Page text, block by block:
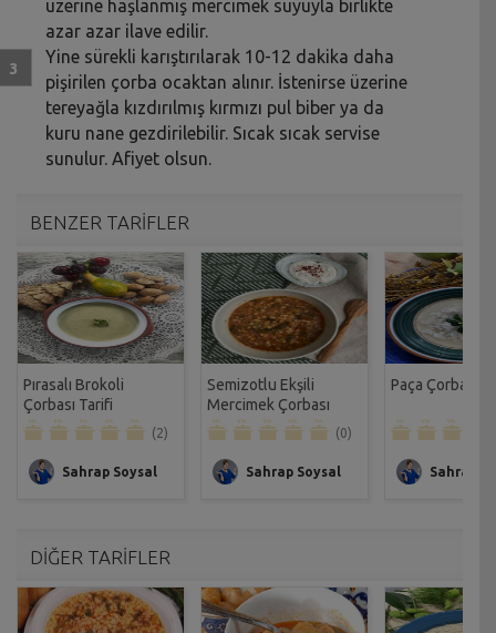
üzerine haşlanmış mercimek suyuyla birlikte
azar azar ilave edilir.
Yine sürekli karıştırılarak 10-12 dakika daha
pişirilen çorba ocaktan alınır. İstenirse üzerine
tereyağla kızdırılmış kırmızı pul biber ya da
kuru nane gezdirilebilir. Sıcak sıcak servise
sunulur. Afiyet olsun.
BENZER TARİFLER
Pırasalı Brokoli
Çorbası Tarifi
(2)
Sahrap Soysal
Semizotlu Ekşili
Mercimek Çorbası
Tarifi
(0)
Sahrap Soysal
Paça Çorbası
Sahrap
DİĞER TARİFLER